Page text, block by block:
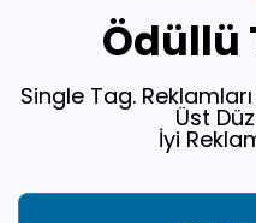
Ödüllü
Single Tag.
Üst
İyi